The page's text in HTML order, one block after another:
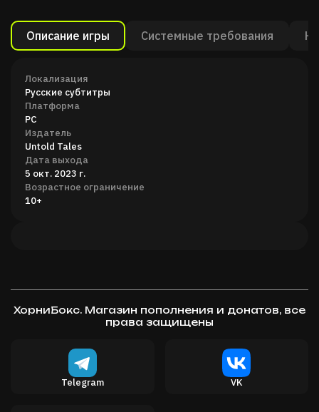
Описание игры Системные требования
Локализация
Русские субтитры
Платформа
PC
Издатель
Untold Tales
Дата выхода
5 окт. 2023 г.
Возрастное ограничение
10+
ХорниБокс. Магазин пополнения и донатов, все
права защищены
Telegram VK